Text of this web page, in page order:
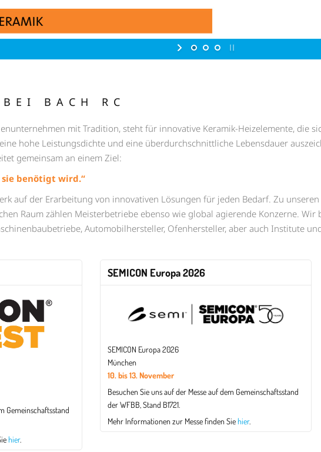
BACH RC
mit Tradition, steht für innovative Keramik-Heizelemente, die
hohe Leistungsdichte und eine überdurchschnittliche Lebensdauer
gemeinsam an einem Ziel:
benötigt wird.“
auf der Erarbeitung von innovativen Lösungen für jeden Bedarf. Zu
Raum zählen Meisterbetriebe ebenso wie global agierende Konzerne.
Automobilhersteller, Ofenhersteller, aber auch Institute
Gemeinschaftsstand
hier.
SEMICON Europa 2026
SEMICON Europa 2026
München
10. bis 13. November
Besuchen Sie uns auf der Messe auf dem Gemeinschaftsstand
der WFBB, Stand B1721.
Mehr Informationen zur Messe finden Sie hier.